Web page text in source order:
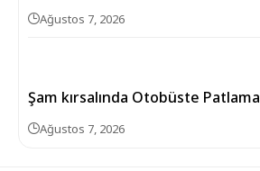
Ağustos 7, 2026
Şam kırsalında Otobüste Patlama
Ağustos 7, 2026